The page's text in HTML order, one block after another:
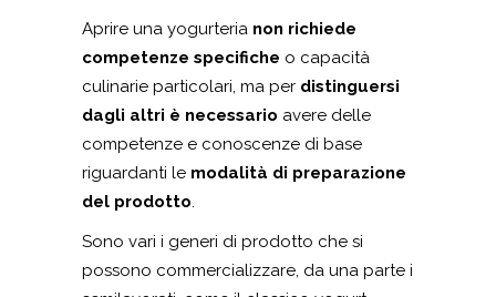
Aprire una yogurteria non richiede
competenze specifiche o capacità
culinarie particolari, ma per distinguersi
dagli altri è necessario avere delle
competenze e conoscenze di base
riguardanti le modalità di preparazione
del prodotto.
Sono vari i generi di prodotto che si
possono commercializzare, da una parte i